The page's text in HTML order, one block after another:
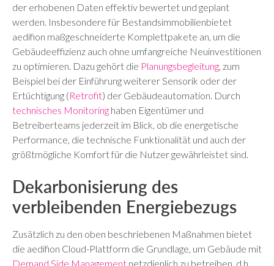
der erhobenen Daten effektiv bewertet und geplant
werden. Insbesondere für Bestandsimmobilienbietet
aedifion maßgeschneiderte Komplettpakete an, um die
Gebäudeeffizienz auch ohne umfangreiche Neuinvestitionen
zu optimieren. Dazu gehört die Planungsbegleitung, zum
Beispiel bei der Einführung weiterer Sensorik oder der
Ertüchtigung (Retrofit) der Gebäudeautomation. Durch
technisches Monitoring haben Eigentümer und
Betreiberteams jederzeit im Blick, ob die energetische
Performance, die technische Funktionalität und auch der
größtmögliche Komfort für die Nutzer gewährleistet sind.
Dekarbonisierung des
verbleibenden Energiebezugs
Zusätzlich zu den oben beschriebenen Maßnahmen bietet
die aedifion Cloud-Plattform die Grundlage, um Gebäude mit
Demand Side Management netzdienlich zu betreiben, d.h.